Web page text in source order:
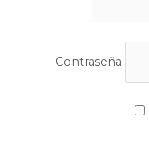
Contraseña